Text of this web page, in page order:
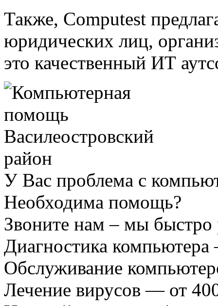
Также, Computest
юридических лиц,
это качественный ИТ
У Вас проблема с
Необходима помощь?
Звоните нам – мы
Диагностика
Обслуживание
Лечение вирусов — от